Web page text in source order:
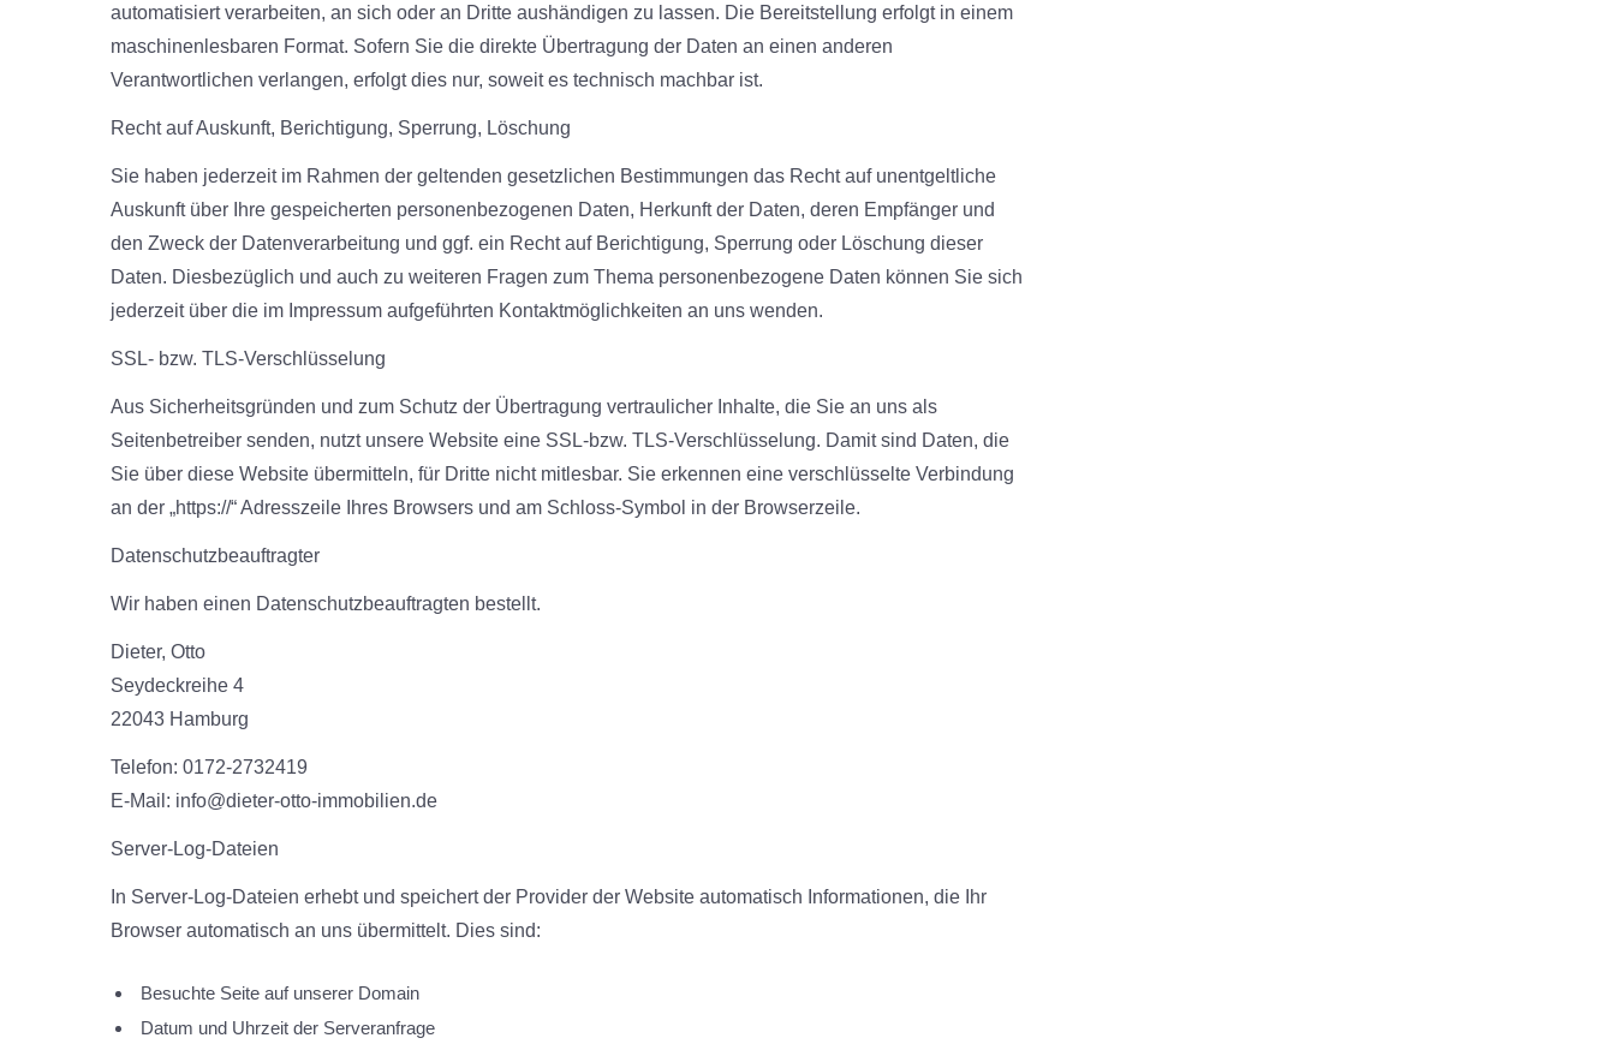
automatisiert verarbeiten, an sich oder an Dritte aushändigen zu lassen. Die Bereitstellung erfolgt in einem
maschinenlesbaren Format. Sofern Sie die direkte Übertragung der Daten an einen anderen
Verantwortlichen verlangen, erfolgt dies nur, soweit es technisch machbar ist.
Recht auf Auskunft, Berichtigung, Sperrung, Löschung
Sie haben jederzeit im Rahmen der geltenden gesetzlichen Bestimmungen das Recht auf unentgeltliche
Auskunft über Ihre gespeicherten personenbezogenen Daten, Herkunft der Daten, deren Empfänger und
den Zweck der Datenverarbeitung und ggf. ein Recht auf Berichtigung, Sperrung oder Löschung dieser
Daten. Diesbezüglich und auch zu weiteren Fragen zum Thema personenbezogene Daten können Sie sich
jederzeit über die im Impressum aufgeführten Kontaktmöglichkeiten an uns wenden.
SSL- bzw. TLS-Verschlüsselung
Aus Sicherheitsgründen und zum Schutz der Übertragung vertraulicher Inhalte, die Sie an uns als
Seitenbetreiber senden, nutzt unsere Website eine SSL-bzw. TLS-Verschlüsselung. Damit sind Daten, die
Sie über diese Website übermitteln, für Dritte nicht mitlesbar. Sie erkennen eine verschlüsselte Verbindung
an der „https://“ Adresszeile Ihres Browsers und am Schloss-Symbol in der Browserzeile.
Datenschutzbeauftragter
Wir haben einen Datenschutzbeauftragten bestellt.
Dieter, Otto
Seydeckreihe 4
22043 Hamburg
Telefon: 0172-2732419
E-Mail: info@dieter-otto-immobilien.de
Server-Log-Dateien
In Server-Log-Dateien erhebt und speichert der Provider der Website automatisch Informationen, die Ihr
Browser automatisch an uns übermittelt. Dies sind:
Besuchte Seite auf unserer Domain
Datum und Uhrzeit der Serveranfrage